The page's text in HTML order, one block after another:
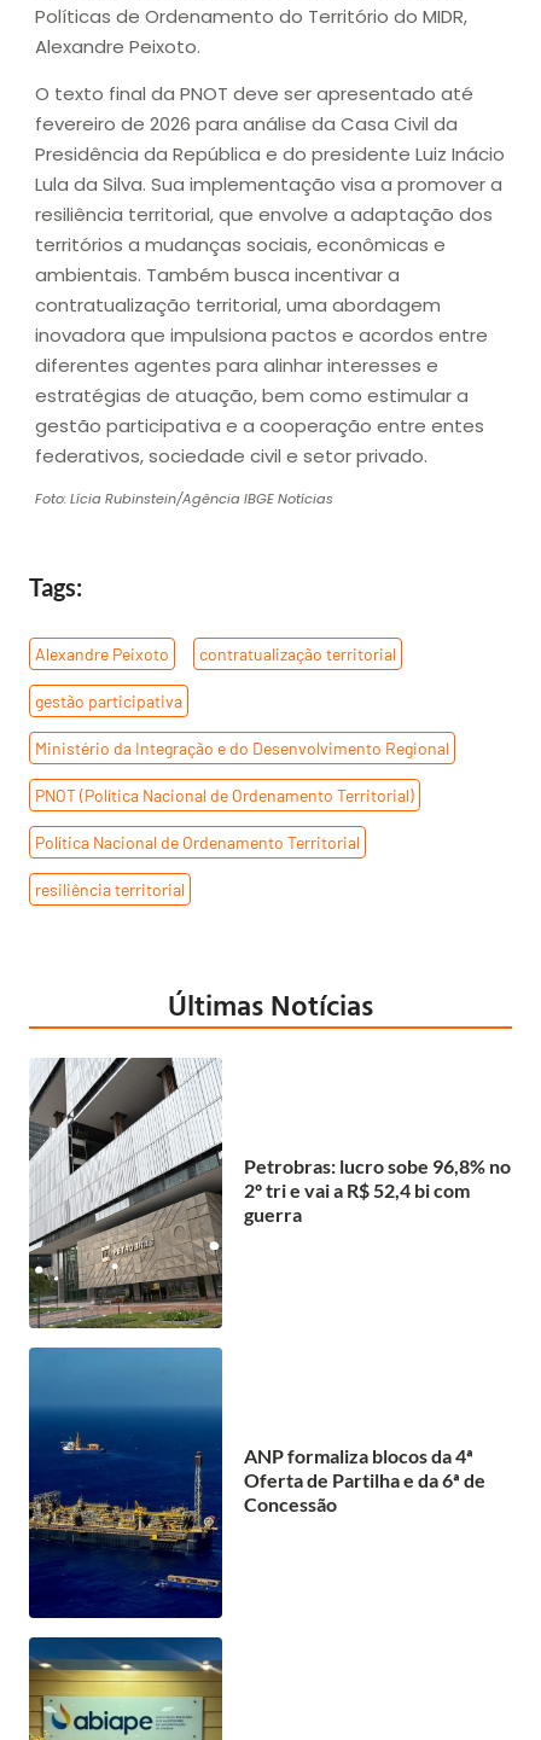
Políticas de Ordenamento do Território do MIDR,
Alexandre Peixoto.
O texto final da PNOT deve ser apresentado até
fevereiro de 2026 para análise da Casa Civil da
Presidência da República e do presidente Luiz Inácio
Lula da Silva. Sua implementação visa a promover a
resiliência territorial, que envolve a adaptação dos
territórios a mudanças sociais, econômicas e
ambientais. Também busca incentivar a
contratualização territorial, uma abordagem
inovadora que impulsiona pactos e acordos entre
diferentes agentes para alinhar interesses e
estratégias de atuação, bem como estimular a
gestão participativa e a cooperação entre entes
federativos, sociedade civil e setor privado.
Foto: Lícia Rubinstein/Agência IBGE Notícias
Tags:
Alexandre Peixoto contratualização territorial
gestão participativa
Ministério da Integração e do Desenvolvimento Regional
PNOT (Política Nacional de Ordenamento Territorial)
Política Nacional de Ordenamento Territorial
resiliência territorial
Últimas Notícias
Petrobras: lucro sobe 96,8% no
2º tri e vai a R$ 52,4 bi com
guerra
ANP formaliza blocos da 4ª
Oferta de Partilha e da 6ª de
Concessão